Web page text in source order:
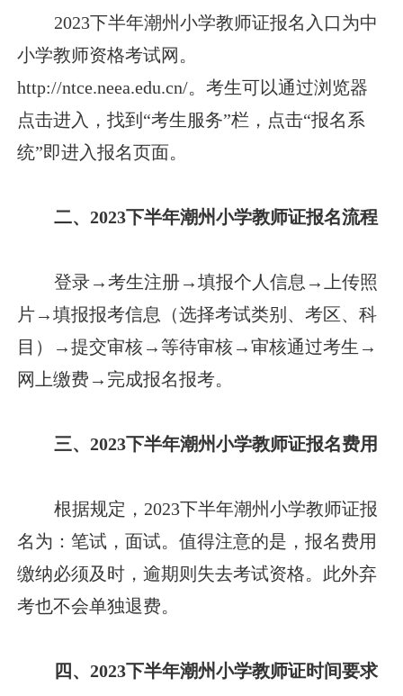
2023下半年潮州小学教师证报名入口为中
小学教师资格考试网。
http://ntce.neea.edu.cn/。考生可以通过浏览器
点击进入，找到“考生服务”栏，点击“报名系
统”即进入报名页面。
二、2023下半年潮州小学教师证报名流程
登录→考生注册→填报个人信息→上传照
片→填报报考信息（选择考试类别、考区、科
目）→提交审核→等待审核→审核通过考生→
网上缴费→完成报名报考。
三、2023下半年潮州小学教师证报名费用
根据规定，2023下半年潮州小学教师证报
名为：笔试，面试。值得注意的是，报名费用
缴纳必须及时，逾期则失去考试资格。此外弃
考也不会单独退费。
四、2023下半年潮州小学教师证时间要求